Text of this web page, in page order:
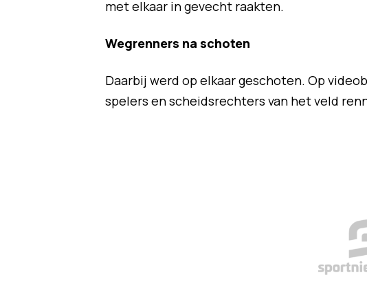
met elkaar in gevecht raakten.
Wegrenners na schoten
Daarbij werd op elkaar geschoten. Op
spelers en scheidsrechters van het veld